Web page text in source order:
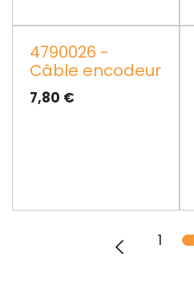
4790026 -
Câble encodeur
7,80 €
1